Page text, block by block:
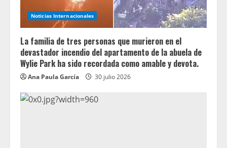
Noticias Internacionales
La familia de tres personas que murieron en el
devastador incendio del apartamento de la abuela de
Wylie Park ha sido recordada como amable y devota.
Ana Paula García 30 julio 2026